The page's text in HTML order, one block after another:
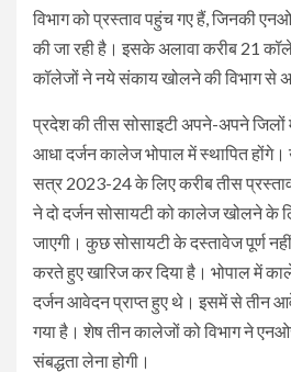
विभाग को प्रस्ताव पहुंच गए हैं, जिनकी
की जा रही है। इसके अलावा करीब 21
कॉलेजों ने नये संकाय खोलने की विभाग से
प्रदेश की तीस सोसाइटी अपने-अपने
आधा दर्जन कालेज भोपाल में स्थापित होंगे।
सत्र 2023-24 के लिए करीब तीस
ने दो दर्जन सोसायटी को कालेज खोलने के
जाएगी। कुछ सोसायटी के दस्तावेज पूर्ण
करते हुए खारिज कर दिया है। भोपाल में
दर्जन आवेदन प्राप्त हुए थे। इसमें से तीन
गया है। शेष तीन कालेजों को विभाग ने
संबद्धता लेना होगी।